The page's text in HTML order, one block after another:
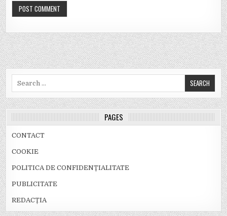
PAGES
CONTACT
COOKIE
POLITICA DE CONFIDENȚIALITATE
PUBLICITATE
REDACȚIA